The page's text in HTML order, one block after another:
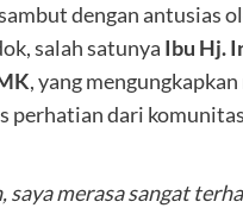
dengan antusias
salah satunya Ibu Hj.
, yang mengungkapkan
perhatian dari
saya merasa sangat